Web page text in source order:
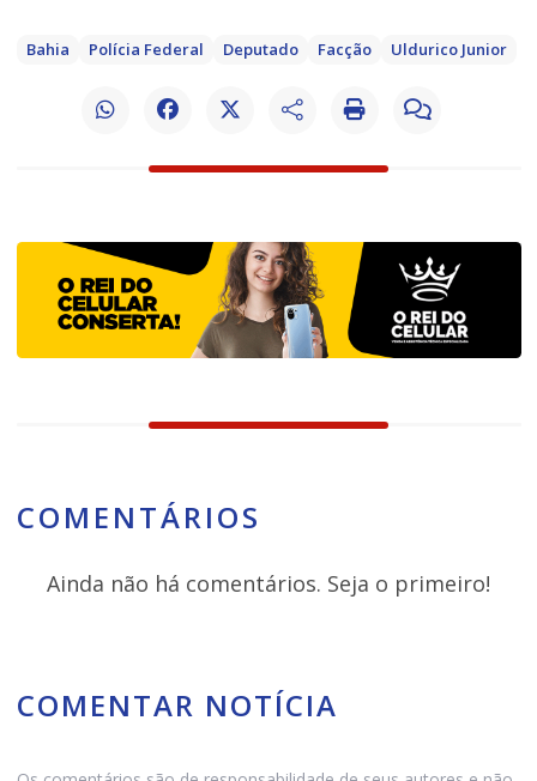
Bahia Polícia Federal Deputado Facção Uldurico Junior
COMENTÁRIOS
Ainda não há comentários. Seja o primeiro!
COMENTAR NOTÍCIA